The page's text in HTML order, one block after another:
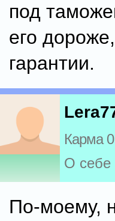
под
его
гарантии.
Карма 0
О себе
По-моему,